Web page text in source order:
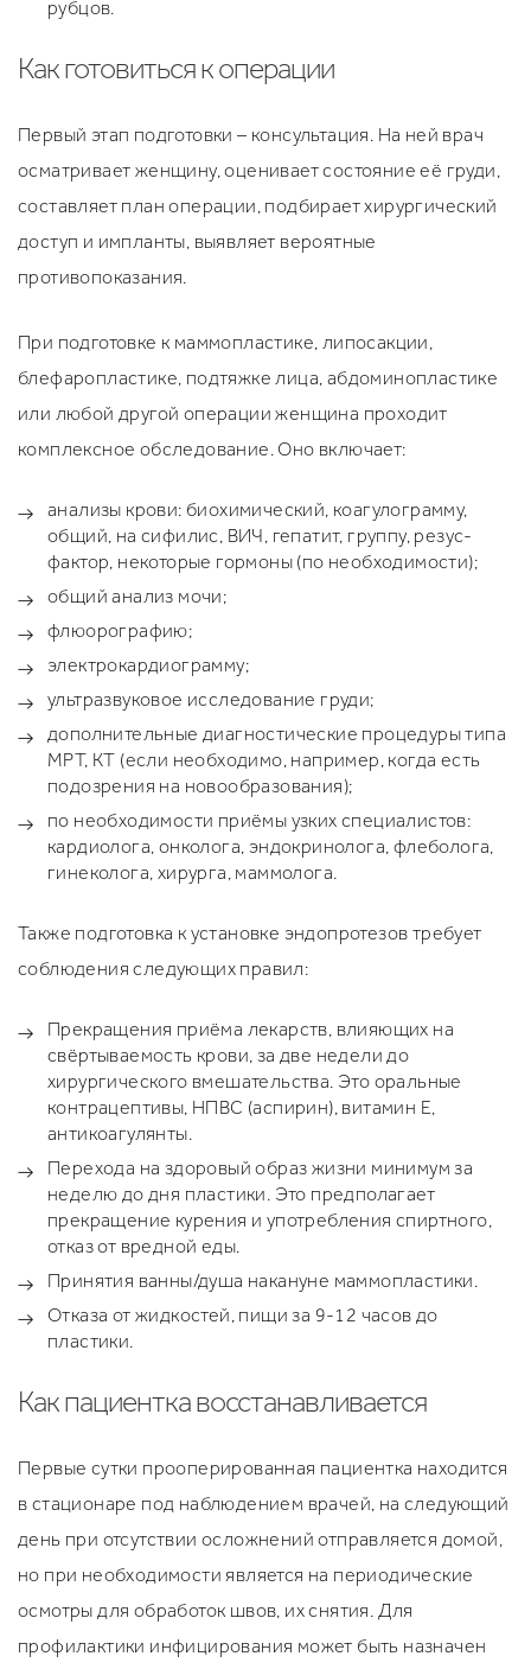
рубцов.
Как готовиться к операции
Первый этап подготовки – консультация. На ней врач
осматривает женщину, оценивает состояние её груди,
составляет план операции, подбирает хирургический
доступ и импланты, выявляет вероятные
противопоказания.
При подготовке к маммопластике, липосакции,
блефаропластике, подтяжке лица, абдоминопластике
или любой другой операции женщина проходит
комплексное обследование. Оно включает:
анализы крови: биохимический, коагулограмму,
общий, на сифилис, ВИЧ, гепатит, группу, резус-
фактор, некоторые гормоны (по необходимости);
общий анализ мочи;
флюорографию;
электрокардиограмму;
ультразвуковое исследование груди;
дополнительные диагностические процедуры типа
МРТ, КТ (если необходимо, например, когда есть
подозрения на новообразования);
по необходимости приёмы узких специалистов:
кардиолога, онколога, эндокринолога, флеболога,
гинеколога, хирурга, маммолога.
Также подготовка к установке эндопротезов требует
соблюдения следующих правил:
Прекращения приёма лекарств, влияющих на
свёртываемость крови, за две недели до
хирургического вмешательства. Это оральные
контрацептивы, НПВС (аспирин), витамин Е,
антикоагулянты.
Перехода на здоровый образ жизни минимум за
неделю до дня пластики. Это предполагает
прекращение курения и употребления спиртного,
отказ от вредной еды.
Принятия ванны/душа накануне маммопластики.
Отказа от жидкостей, пищи за 9-12 часов до
пластики.
Как пациентка восстанавливается
Первые сутки прооперированная пациентка находится
в стационаре под наблюдением врачей, на следующий
день при отсутствии осложнений отправляется домой,
но при необходимости является на периодические
осмотры для обработок швов, их снятия. Для
профилактики инфицирования может быть назначен